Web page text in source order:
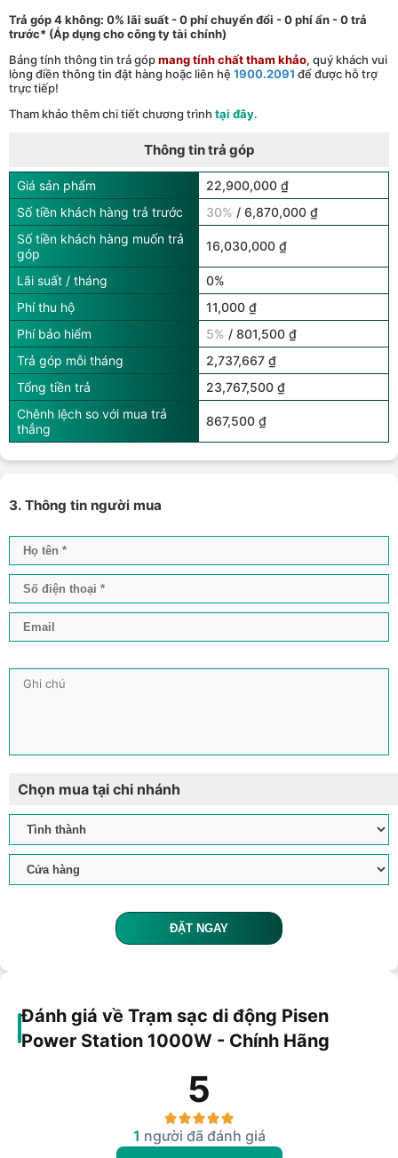
Trả góp 4 không: 0% lãi suất - 0 phí chuyển đổi - 0 phí ẩn - 0 trả
trước* (Áp dụng cho công ty tài chính)
Bảng tính thông tin trả gópmang tính chất tham khảo, quý khách vui
lòng điền thông tin đặt hàng hoặc liên hệ 1900.2091 để được hỗ trợ
trực tiếp!
Tham khảo thêm chi tiết chương trình tại đây.
Thông tin trả góp
Giá sản phẩm
22,900,000 ₫
Số tiền khách hàng trả trước
30% / 6,870,000 ₫
Số tiền khách hàng muốn trả
góp
16,030,000 ₫
Lãi suất / tháng
0%
Phí thu hộ
11,000 ₫
Phí bảo hiểm
5% / 801,500 ₫
Trả góp mỗi tháng
2,737,667 ₫
Tổng tiền trả
23,767,500 ₫
Chênh lệch so với mua trả
thẳng
867,500 ₫
3. Thông tin người mua
Chọn mua tại chi nhánh
ĐẶT NGAY
Đánh giá về Trạm sạc di động Pisen
Power Station 1000W - Chính Hãng
5
1 người đã đánh giá